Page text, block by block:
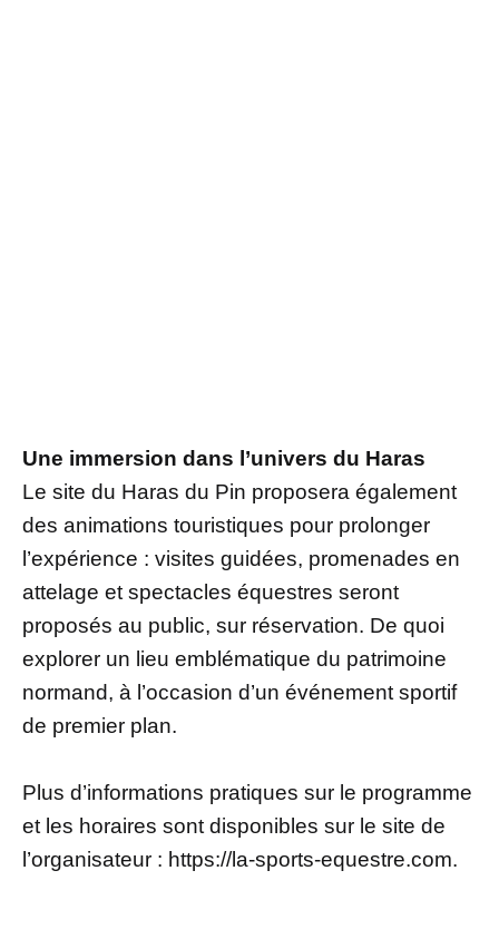
Une immersion dans l’univers du Haras
Le site du Haras du Pin proposera également
des animations touristiques pour prolonger
l’expérience : visites guidées, promenades en
attelage et spectacles équestres seront
proposés au public, sur réservation. De quoi
explorer un lieu emblématique du patrimoine
normand, à l’occasion d’un événement sportif
de premier plan.
Plus d’informations pratiques sur le programme
et les horaires sont disponibles sur le site de
l’organisateur : https://la-sports-equestre.com.